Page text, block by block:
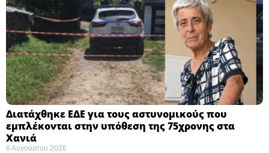
Διατάχθηκε ΕΔΕ για τους αστυνομικούς που
εμπλέκονται στην υπόθεση της 75χρονης στα
Χανιά
6 Αυγούστου 2026